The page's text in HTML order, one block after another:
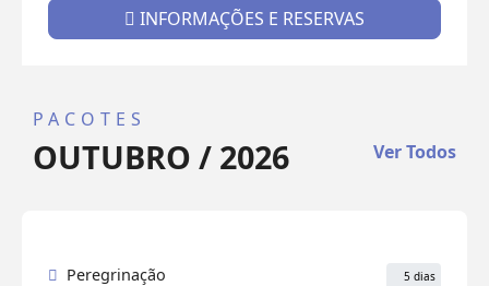
INFORMAÇÕES E RESERVAS
PACOTES
OUTUBRO / 2026 Ver Todos
Peregrinação 5 dias